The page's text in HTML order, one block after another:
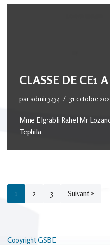
CLASSE DE CE1 A
par admin3434 31 octobre
Mme Elgrabli Rahel Mr
Tephila
1 2 3 Suivant »
Copyright GSBE